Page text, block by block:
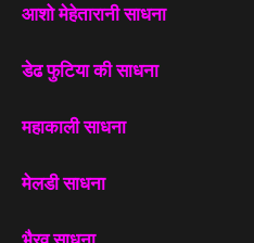
आशो मेहेतारानी साधना
डेढ फुटिया की साधना
महाकाली साधना
मेलडी साधना